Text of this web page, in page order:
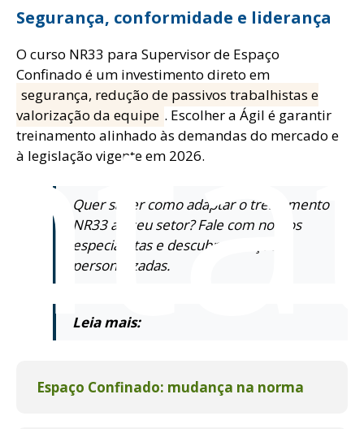
Segurança, conformidade e liderança
O curso NR33 para Supervisor de Espaço
Confinado é um investimento direto em
segurança, redução de passivos trabalhistas e
valorização da equipe . Escolher a Ágil é garantir
treinamento alinhado às demandas do mercado e
à legislação vigente em 2026.
Quer saber como adaptar o treinamento
NR33 ao seu setor? Fale com nossos
especialistas e descubra soluções
personalizadas.
Leia mais:
Espaço Confinado: mudança na norma